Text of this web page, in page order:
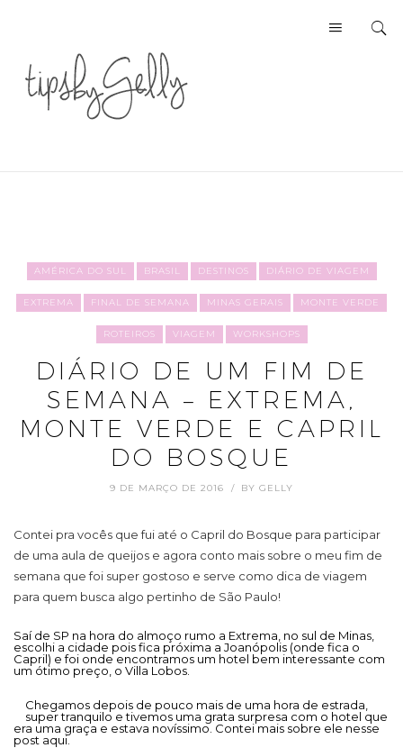
AMÉRICA DO SUL BRASIL DESTINOS DIÁRIO DE VIAGEM
EXTREMA FINAL DE SEMANA MINAS GERAIS MONTE VERDE
ROTEIROS VIAGEM WORKSHOPS
DIÁRIO DE UM FIM DE
SEMANA – EXTREMA,
MONTE VERDE E CAPRIL
DO BOSQUE
9 DE MARÇO DE 2016 BY GELLY
Contei pra vocês que fui até o Capril do Bosque para participar
de uma aula de queijos e agora conto mais sobre o meu fim de
semana que foi super gostoso e serve como dica de viagem
para quem busca algo pertinho de São Paulo!
Saí de SP na hora do almoço rumo a Extrema, no sul de Minas,
escolhi a cidade pois fica próxima a Joanópolis (onde fica o
Capril) e foi onde encontramos um hotel bem interessante com
um ótimo preço, o Villa Lobos.
Chegamos depois de pouco mais de uma hora de estrada,
super tranquilo e tivemos uma grata surpresa com o hotel que
era uma graça e estava novíssimo. Contei mais sobre ele nesse
post aqui.